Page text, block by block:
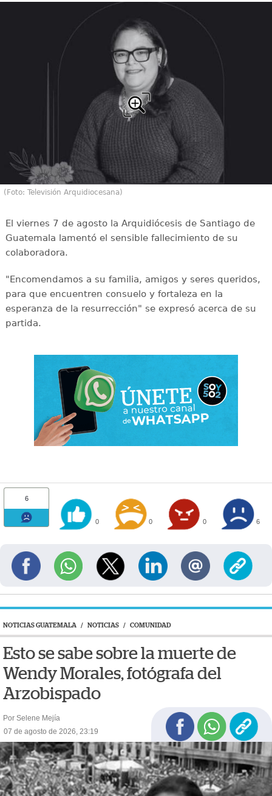
(Foto: Televisión Arquidiocesana)
El viernes 7 de agosto la Arquidiócesis de Santiago de
Guatemala lamentó el sensible fallecimiento de su
colaboradora.
"Encomendamos a su familia, amigos y seres queridos,
para que encuentren consuelo y fortaleza en la
esperanza de la resurrección" se expresó acerca de su
partida.
6
0 0 0 6
NOTICIAS GUATEMALA / NOTICIAS / COMUNIDAD
Esto se sabe sobre la muerte de
Wendy Morales, fotógrafa del
Arzobispado
Por Selene Mejía
07 de agosto de 2026, 23:19